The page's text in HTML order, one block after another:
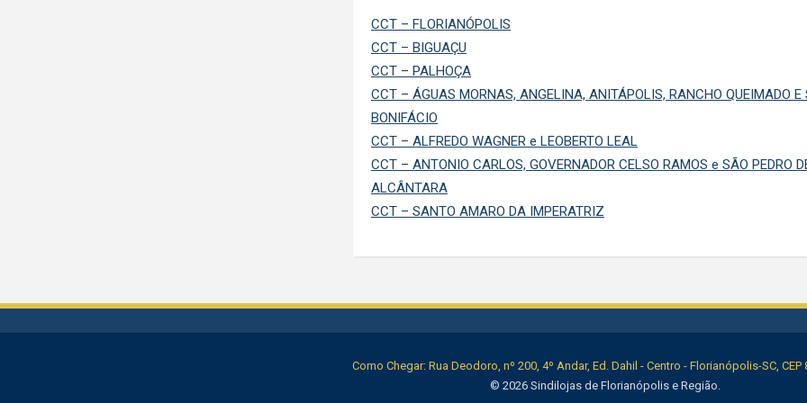
CCT – FLORIANÓPOLIS
CCT – BIGUAÇU
CCT – PALHOÇA
CCT – ÁGUAS MORNAS, ANGELINA, ANITÁPOLIS, RANCHO QUEIMADO E
BONIFÁCIO
CCT – ALFREDO WAGNER e LEOBERTO LEAL
CCT – ANTONIO CARLOS, GOVERNADOR CELSO RAMOS e SÃO PEDRO
ALCÂNTARA
CCT – SANTO AMARO DA IMPERATRIZ
Como Chegar: Rua Deodoro, nº 200, 4º Andar, Ed. Dahil - Centro - Florianópolis-SC, CEP
© 2026 Sindilojas de Florianópolis e Região.